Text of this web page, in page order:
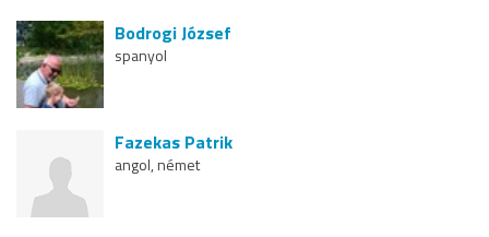
Bodrogi József
spanyol
Fazekas Patrik
angol, német